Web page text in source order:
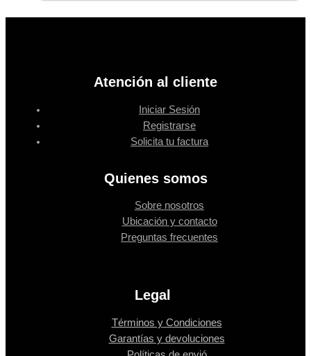
Atención al cliente
Iniciar Sesión
Registrarse
Solicita tu factura
Quienes somos
Sobre nosotros
Ubicación y contacto
Preguntas frecuentes
Legal
Términos y Condiciones
Garantías y devoluciones